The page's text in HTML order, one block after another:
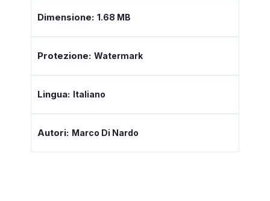
Dimensione: 1.68 MB
Protezione: Watermark
Lingua: Italiano
Autori: Marco Di Nardo